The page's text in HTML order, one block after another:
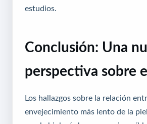
estudios.
Conclusión: Una
perspectiva sobre
Los hallazgos sobre la relación
envejecimiento más lento de la